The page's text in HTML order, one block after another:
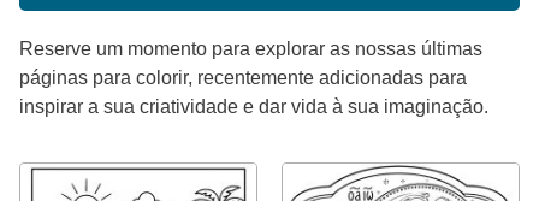
Reserve um momento para explorar as nossas últimas
páginas para colorir, recentemente adicionadas para
inspirar a sua criatividade e dar vida à sua imaginação.